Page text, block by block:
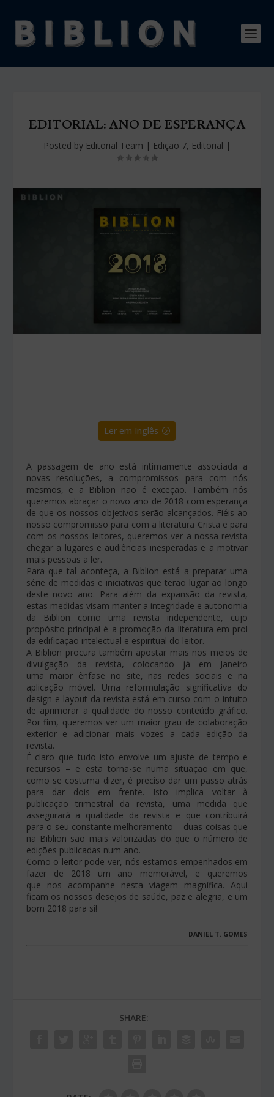
EDITORIAL: ANO DE ESPERANÇA
Posted by Editorial Team | Edição 7, Editorial |
Ler em Inglês
A passagem de ano está intimamente associada a
novas resoluções, a compromissos para com nós
mesmos, e a Biblion não é exceção. Também nós
queremos abraçar o novo ano de 2018 com esperança
de que os nossos objetivos serão alcançados. Fiéis ao
nosso compromisso para com a literatura Cristã e para
com os nossos leitores, queremos ver a nossa revista
chegar a lugares e audiências inesperadas e a motivar
mais pessoas a ler.
Para que tal aconteça, a Biblion está a preparar uma
série de medidas e iniciativas que terão lugar ao longo
deste novo ano. Para além da expansão da revista,
estas medidas visam manter a integridade e autonomia
da Biblion como uma revista independente, cujo
propósito principal é a promoção da literatura em prol
da edificação intelectual e espiritual do leitor.
A Biblion procura também apostar mais nos meios de
divulgação da revista, colocando já em Janeiro
uma maior ênfase no site, nas redes sociais e na
aplicação móvel. Uma reformulação significativa do
design e layout da revista está em curso com o intuito
de aprimorar a qualidade do nosso conteúdo gráfico.
Por fim, queremos ver um maior grau de colaboração
exterior e adicionar mais vozes a cada edição da
revista.
É claro que tudo isto envolve um ajuste de tempo e
recursos – e esta torna-se numa situação em que,
como se costuma dizer, é preciso dar um passo atrás
para dar dois em frente. Isto implica voltar à
publicação trimestral da revista, uma medida que
assegurará a qualidade da revista e que contribuirá
para o seu constante melhoramento – duas coisas que
na Biblion são mais valorizadas do que o número de
edições publicadas num ano.
Como o leitor pode ver, nós estamos empenhados em
fazer de 2018 um ano memorável, e queremos
que nos acompanhe nesta viagem magnífica. Aqui
ficam os nossos desejos de saúde, paz e alegria, e um
bom 2018 para si!
DANIEL T. GOMES
SHARE: